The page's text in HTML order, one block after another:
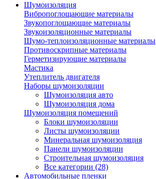
Шумоизоляция
Вибропоглощающие материалы
Звукопоглощающие материалы
Звукоизоляционные материалы
Шумо-теплоизоляционные материалы
Противоскрипные материалы
Герметизирующие материалы
Мастика
Утеплитель двигателя
Наборы шумоизоляции
Шумоизоляция авто
Шумоизоляция дома
Шумоизоляция помещений
Блоки шумоизоляции
Листы шумоизоляции
Минеральная шумоизоляция
Панели шумоизоляции
Строительная шумоизоляция
Все категории (28)
Автомобильные пленки